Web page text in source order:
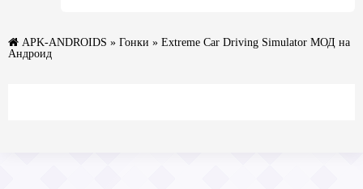
APK-ANDROIDS » Гонки » Extreme Car Driving Simulator МОД на
Андроид